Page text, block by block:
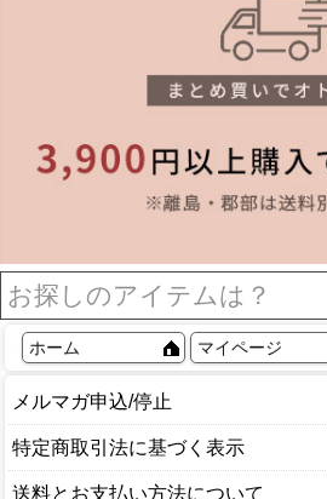
ホーム マイページ
メルマガ申込/停止
特定商取引法に基づく表示
送料とお支払い方法について